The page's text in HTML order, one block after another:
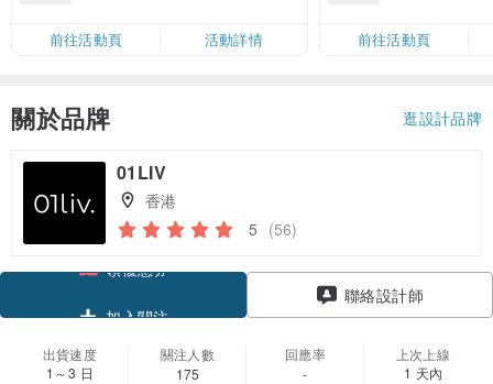
卡」結帳）
前往活動頁 活動詳情
前往活動頁
關於品牌 逛設計品牌
01LIV
香港
5 (56)
聯絡設計師
出貨速度
1～3 日
關注人數
175
回應率
-
上次上線
1 天內